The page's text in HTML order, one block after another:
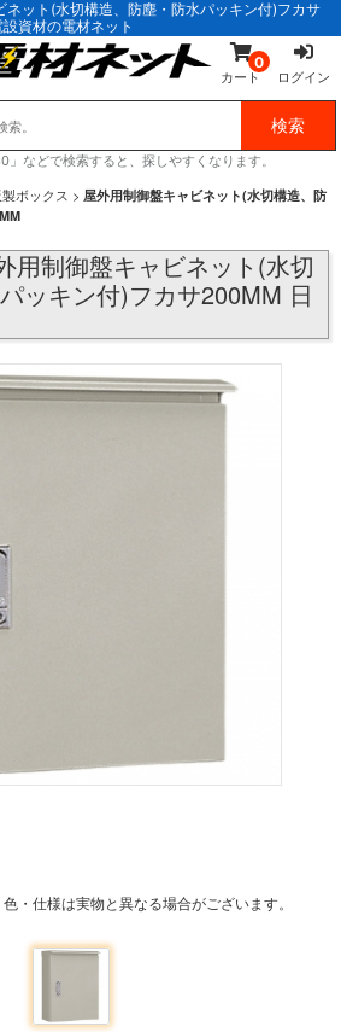
ット(水切構造、防塵・防水パッキン付)フカサ
資材の電材ネット
0
カート ログイン
」などで検索すると、探しやすくなります。
ボックス > 屋外用制御盤キャビネット(水切構造、防
用制御盤キャビネット(水切
ッキン付)フカサ200MM 日
・仕様は実物と異なる場合がございます。